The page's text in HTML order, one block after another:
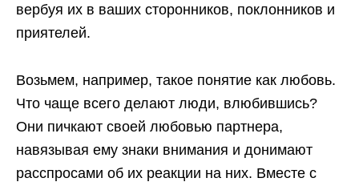
вербуя их в ваших сторонников, поклонников и
приятелей.
Возьмем, например, такое понятие как любовь.
Что чаще всего делают люди, влюбившись?
Они пичкают своей любовью партнера,
навязывая ему знаки внимания и донимают
расспросами об их реакции на них. Вместе с